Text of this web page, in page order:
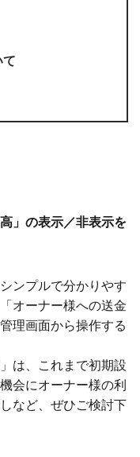
」の表示／非表示を
ンプルで分かりやす
オーナー様への送金
理画面から操作する
は、これまで初期設
会にオーナー様の利
など、ぜひご検討下